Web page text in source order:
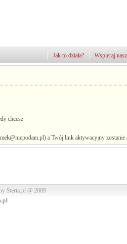
Wspieraj
Jak to działa?
chcesz
a Twój link aktywacyjny zostanie
Sterta.pl @ 2009